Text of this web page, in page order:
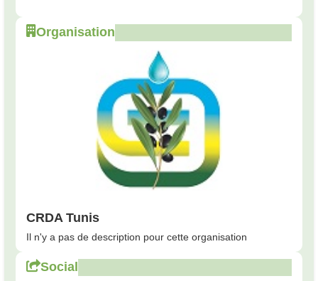
Organisation
CRDA Tunis
Il n'y a pas de description pour cette organisation
Social